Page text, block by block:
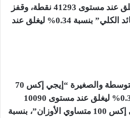
الأوزان” بنسبة 0.31% ليغلق عند مستوى 41293 نقطة، وقفز
مؤشر “إيجي إكس 30 للعائد الكلي” بنسبة 0.34% ليغلق عند
وهبط مؤشر الشركات المتوسطة والصغيرة “إيجي إكس 70
متساوي الأوزان” بنسبة 0.33% ليغلق عند مستوى 10090
نقطة، وصعد مؤشر “إيجي إكس 100 متساوي الأوزان”، بنسبة